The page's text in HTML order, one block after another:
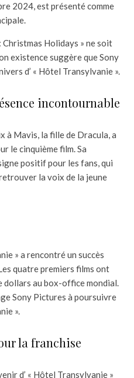
2024, est présenté comme
Holidays » ne soit
existence suggère que Sony
d’ « Hôtel Transylvanie ».
incontournable
à Mavis, la fille de Dracula, a
le cinquième film. Sa
positif pour les fans, qui
la voix de la jeune
» a rencontré un succès
quatre premiers films ont
dollars au box-office mondial.
Sony Pictures à poursuivre
».
la franchise
d’ « Hôtel Transylvanie »